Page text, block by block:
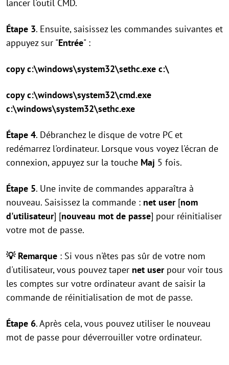
lancer l'outil CMD.
Étape 3. Ensuite, saisissez les commandes suivantes et
appuyez sur "Entrée" :
copy c:\windows\system32\sethc.exe c:\
copy c:\windows\system32\cmd.exe
c:\windows\system32\sethc.exe
Étape 4. Débranchez le disque de votre PC et
redémarrez l'ordinateur. Lorsque vous voyez l'écran de
connexion, appuyez sur la touche Maj 5 fois.
Étape 5. Une invite de commandes apparaîtra à
nouveau. Saisissez la commande : net user[nom
d'utilisateur] [nouveau mot de passe] pour réinitialiser
votre mot de passe.
💡 Remarque : Si vous n'êtes pas sûr de votre nom
d'utilisateur, vous pouvez taper net userpour voir tous
les comptes sur votre ordinateur avant de saisir la
commande de réinitialisation de mot de passe.
Étape 6. Après cela, vous pouvez utiliser le nouveau
mot de passe pour déverrouiller votre ordinateur.